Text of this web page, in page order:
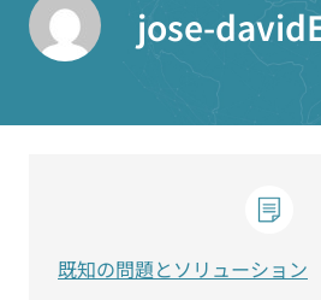
ッ
jose-
既知の問題とソリューション